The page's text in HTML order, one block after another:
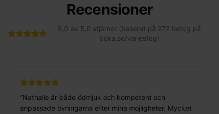
Recensioner
5,0 av 5,0 stjärnor (baserat på 272 betyg på
boka.se/varjesteg)
“Nathalie är både ödmjuk och kompetent och
anpassade övningarna efter mina möjligheter. Mycket